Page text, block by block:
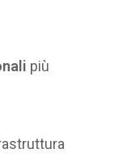
più